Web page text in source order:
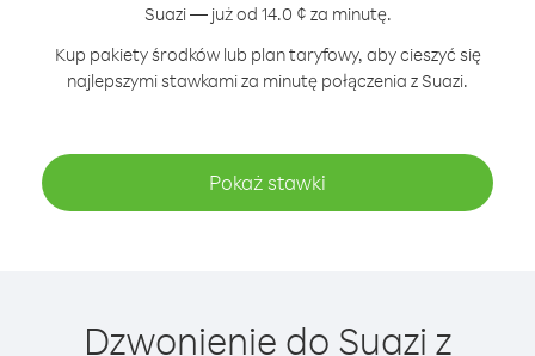
Suazi — już od 14.0 ¢ za minutę.
Kup pakiety środków lub plan taryfowy, aby cieszyć się
najlepszymi stawkami za minutę połączenia z Suazi.
Pokaż stawki
Dzwonienie do Suazi z